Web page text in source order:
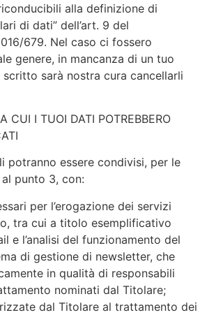
alla definizione di
di dati” dell’art. 9 del
679. Nel caso ci fossero
genere, in mancanza di un tuo
sarà nostra cura cancellarli
I TUOI DATI POTREBBERO
potranno essere condivisi, per le
punto 3, con:
per l’erogazione dei servizi
tra cui a titolo esemplificativo
e l’analisi del funzionamento del
di gestione di newsletter, che
in qualità di responsabili
nominati dal Titolare;
dal Titolare al trattamento dei